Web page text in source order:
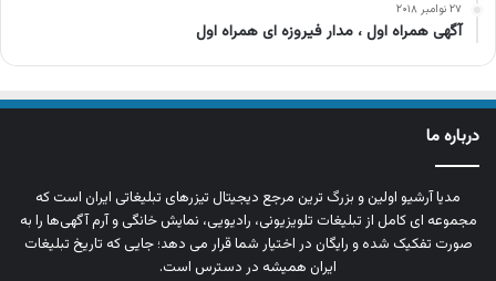
۲۷ نوامبر ۲۰۱۸
آگهی همراه اول ، مدار فیروزه ای همراه اول
درباره ما
مدیا آرشیو اولین و بزرگ‌ ترین مرجع دیجیتال تیزرهای تبلیغاتی ایران است که
مجموعه‌ ای کامل از تبلیغات تلویزیونی، رادیویی، نمایش خانگی و آرم‌ آگهی‌ها را به‌
صورت تفکیک‌ شده و رایگان در اختیار شما قرار می‌ دهد؛ جایی که تاریخ تبلیغات
ایران همیشه در دسترس است.